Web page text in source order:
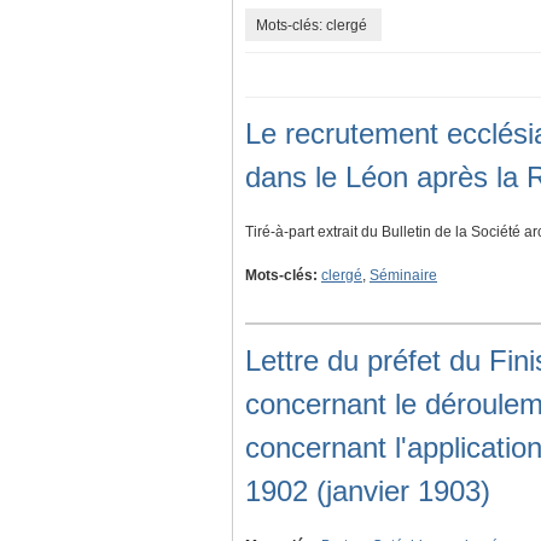
Mots-clés: clergé
Le recrutement
dans le Léon après la
Tiré-à-part extrait du Bulletin de la Société
Mots-clés: clergé, Séminaire
Lettre du préfet du
concernant le
concernant
1902 (janvier 1903)